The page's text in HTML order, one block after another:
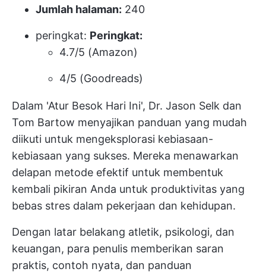
Jumlah halaman: 240
peringkat: Peringkat:
4.7/5 (Amazon)
4/5 (Goodreads)
Dalam 'Atur Besok Hari Ini', Dr. Jason Selk dan
Tom Bartow menyajikan panduan yang mudah
diikuti untuk mengeksplorasi kebiasaan-
kebiasaan yang sukses. Mereka menawarkan
delapan metode efektif untuk membentuk
kembali pikiran Anda untuk produktivitas yang
bebas stres dalam pekerjaan dan kehidupan.
Dengan latar belakang atletik, psikologi, dan
keuangan, para penulis memberikan saran
praktis, contoh nyata, dan panduan